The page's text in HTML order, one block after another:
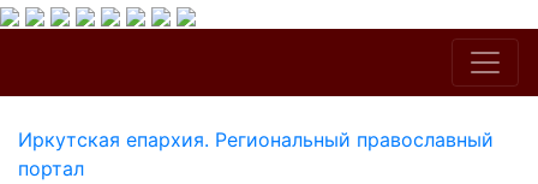
Иркутская епархия. Региональный православный
портал